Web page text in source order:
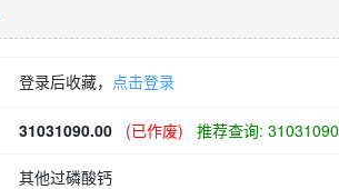
登录后收藏， 点击登录
31031090.00 (已作废) 推荐查询: 31031090
其他过磷酸钙